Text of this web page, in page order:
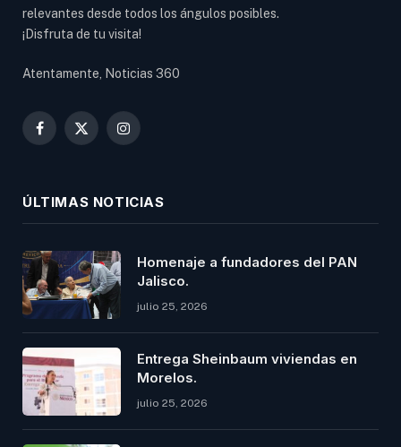
relevantes desde todos los ángulos posibles.
¡Disfruta de tu visita!
Atentamente, Noticias 360
Facebook
X
Instagram
ÚLTIMAS NOTICIAS
Homenaje a fundadores del PAN
Jalisco.
julio 25, 2026
Entrega Sheinbaum viviendas en
Morelos.
julio 25, 2026